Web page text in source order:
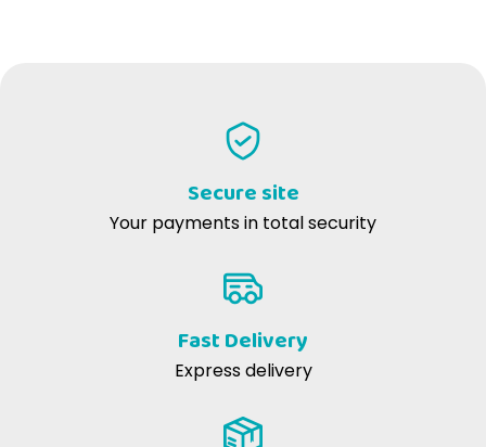
Secure site
Your payments in total security
Fast Delivery
Express delivery